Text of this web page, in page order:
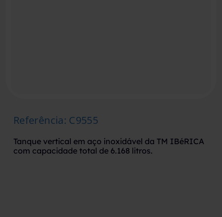
Referência: C9555
Tanque vertical em aço inoxidável da TM IBéRICA
com capacidade total de 6.168 litros.